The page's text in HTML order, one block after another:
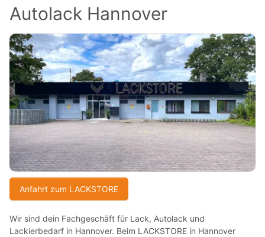
Autolack Hannover
Anfahrt zum LACKSTORE
Wir sind dein Fachgeschäft für Lack, Autolack und
Lackierbedarf in Hannover. Beim LACKSTORE in Hannover